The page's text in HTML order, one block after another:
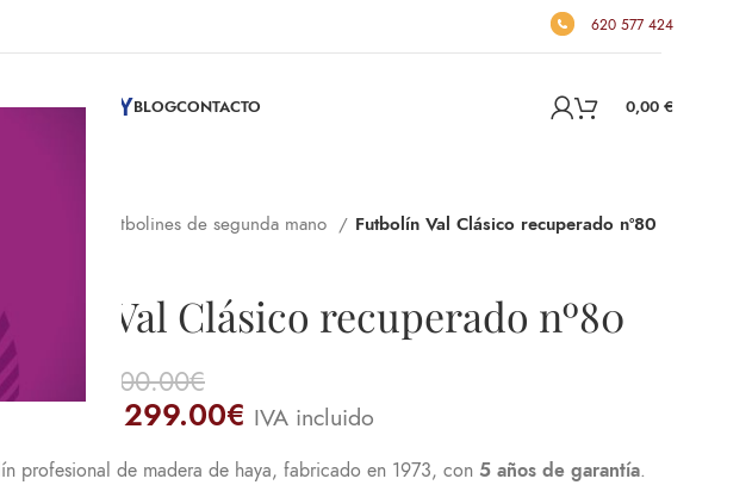
620 577 424
INFINITYBLOGCONTACTO 0,00 €
Futbolines de segunda mano Futbolín Val Clásico recuperado nº80
Val Clásico recuperado nº80
3200.00€
€ 1299.00€ IVA incluido
profesional de madera de haya, fabricado en 1973, con 5 años de garantía.